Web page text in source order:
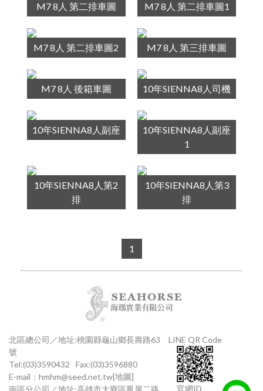
M7 8人 第二排車圖 M7 8人 第二排車圖1
M7 8人 第二排車圖2 M7 8人 第三排車圖
M7 8人 後箱車圖 10年SIENNA8人司機
10年SIENNA8人副座
10年SIENNA8人副座
1
10年SIENNA8人第2
排
10年SIENNA8人第3
排
1
北區總公司／地址:桃園縣龜山鄉長壽路63
號
Tel:(03)3590432
Fax:(03)3596880
E-mail： hmhm@seed.net.tw[地圖]
LINE QR Code
官網ID